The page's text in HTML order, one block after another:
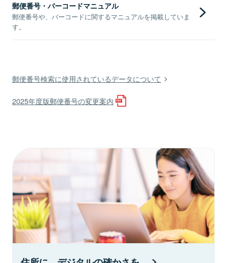
郵便番号・バーコードマニュアル
郵便番号や、バーコードに関するマニュアルを掲載していま
す。
郵便番号検索に使用されているデータについて
2025年度版郵便番号の変更案内